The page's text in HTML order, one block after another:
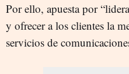
Por ello, apuesta por
y ofrecer a los clientes la
servicios de